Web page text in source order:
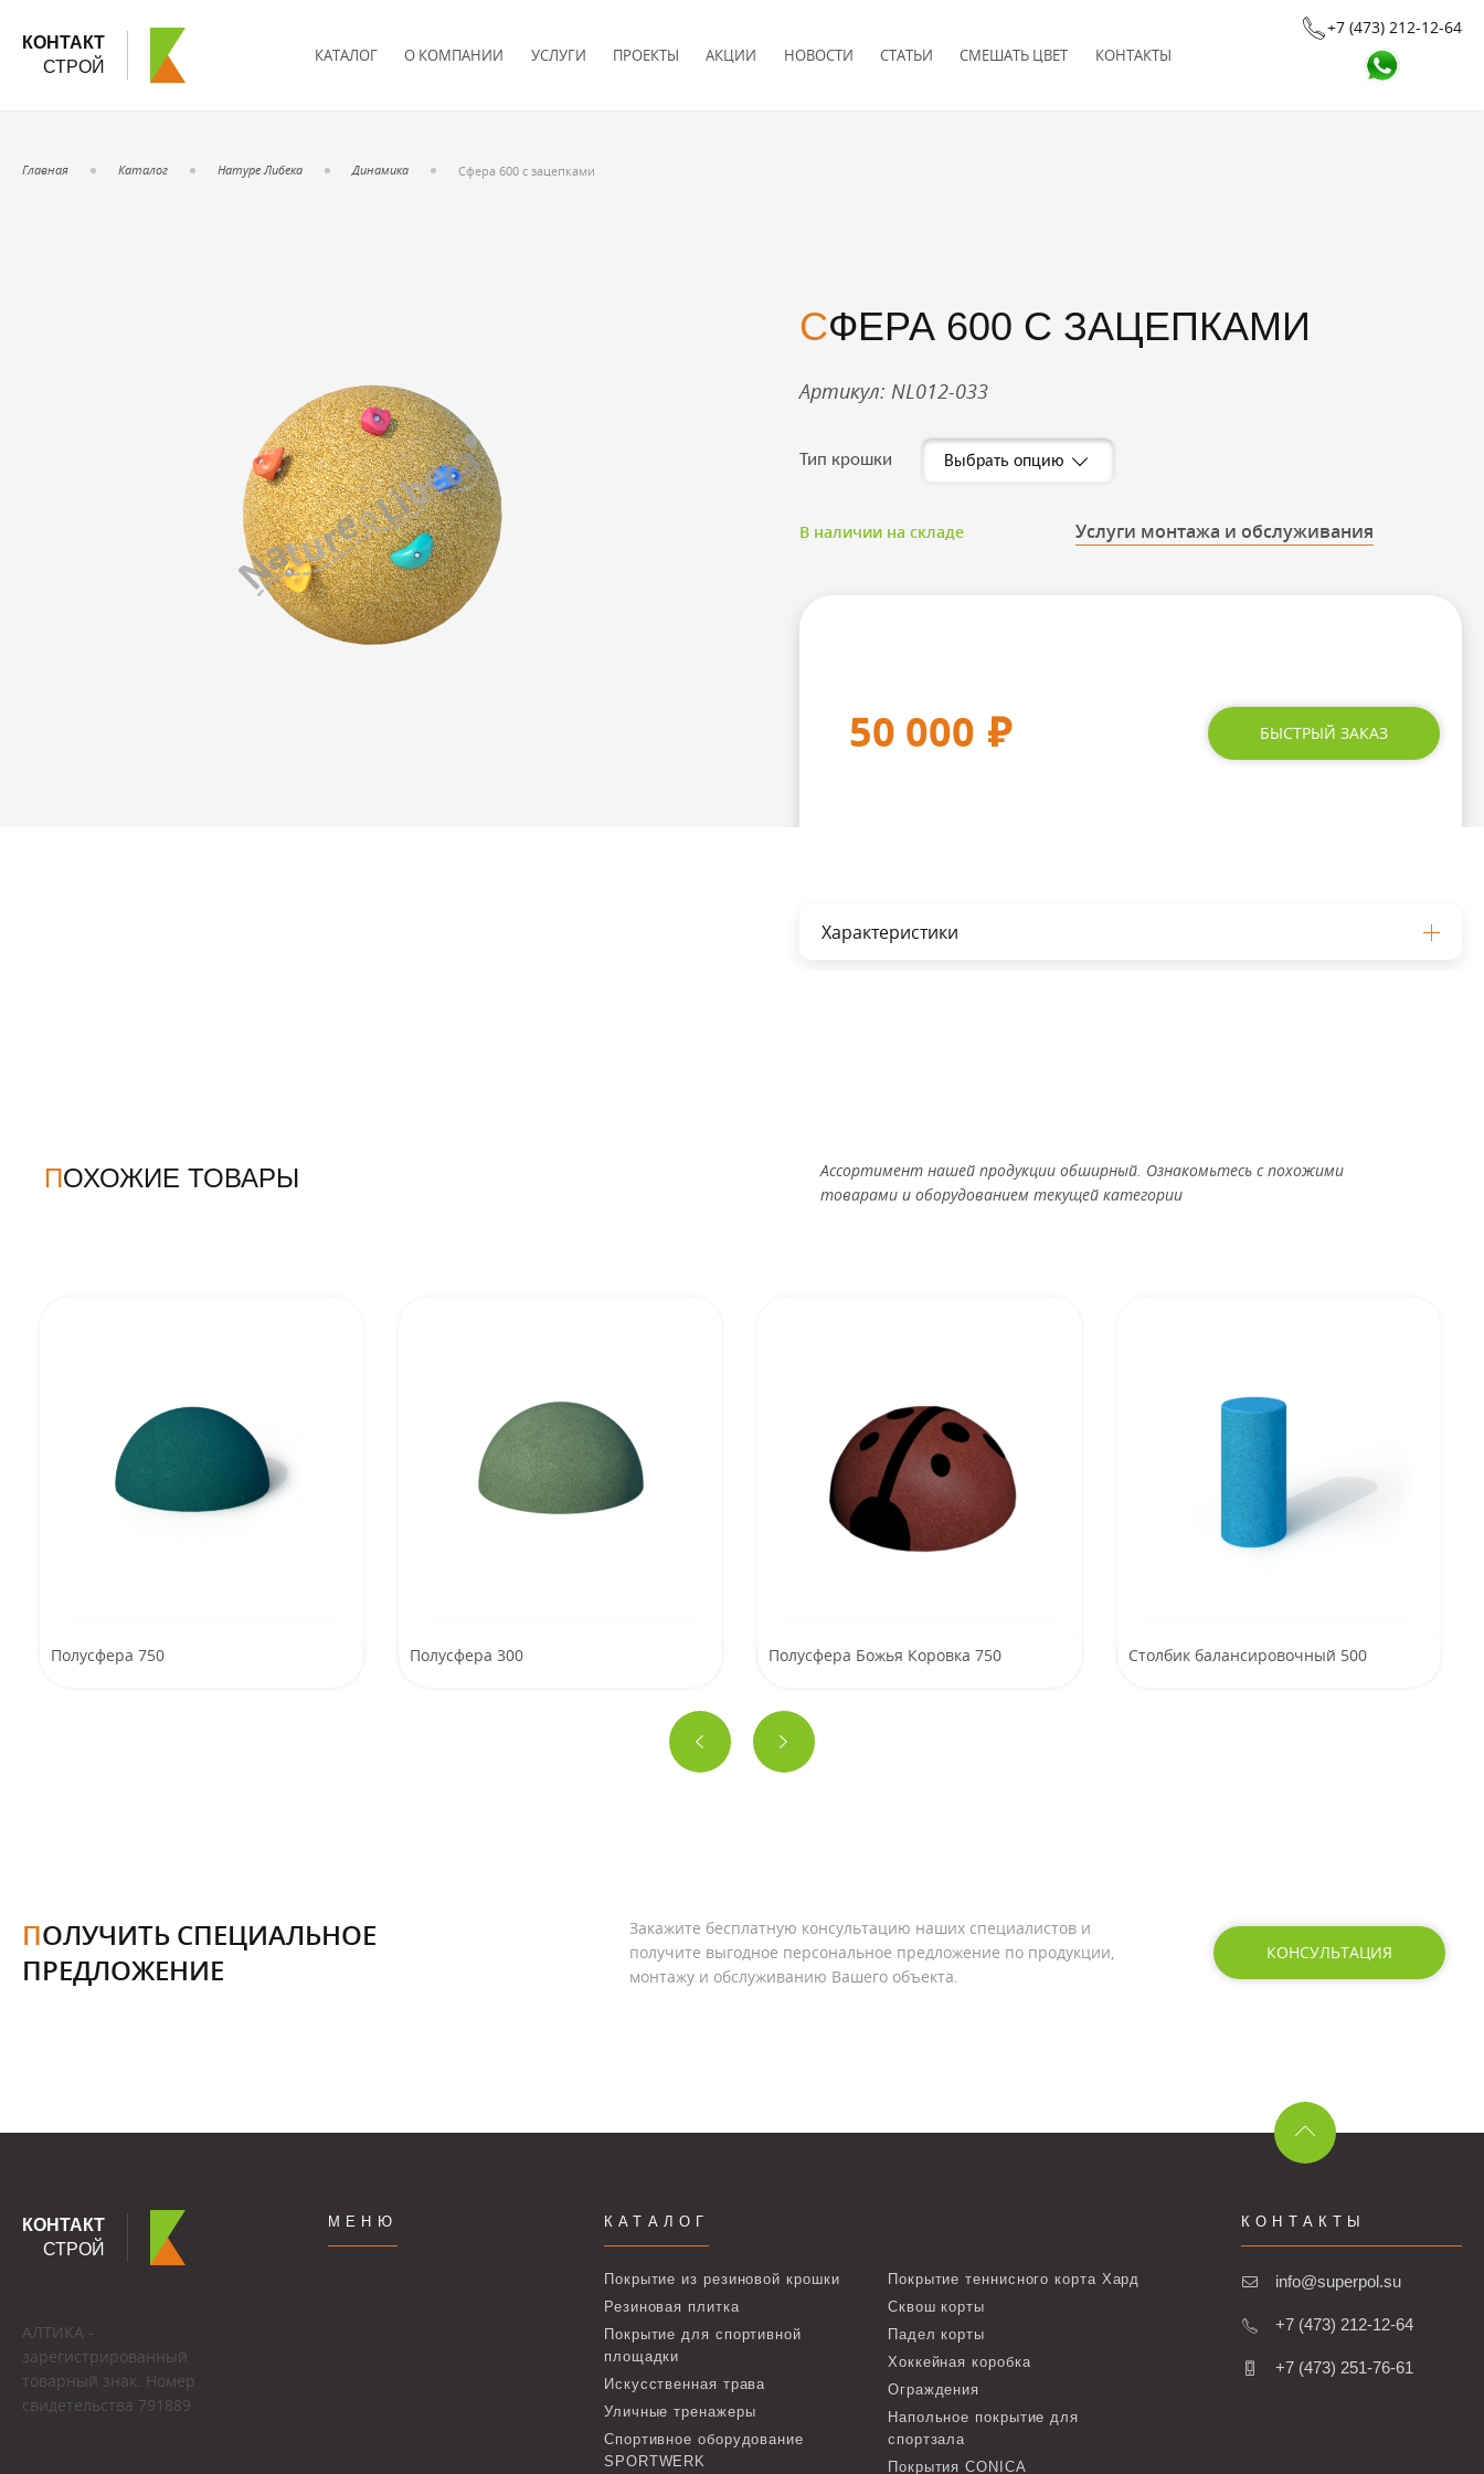
КОНТАКТ
СТРОЙ
КАТАЛОГ О КОМПАНИИ УСЛУГИ ПРОЕКТЫ АКЦИИ НОВОСТИ СТАТЬИ СМЕШАТЬ ЦВЕТ КОНТАКТЫ
+7 (473) 212-12-64
Главная Каталог Натуре Либека Динамика Сфера 600 с зацепками
СФЕРА 600 С ЗАЦЕПКАМИ
Артикул: NL012-033
Тип крошки
В наличии на складе Услуги монтажа и обслуживания
50 000 ₽ БЫСТРЫЙ ЗАКАЗ
Характеристики
ПОХОЖИЕ ТОВАРЫ
Ассортимент нашей продукции обширный. Ознакомьтесь с похожими
товарами и оборудованием текущей категории
Полусфера 750 Полусфера 300 Полусфера Божья Коровка 750 Столбик балансировочный 500
ПОЛУЧИТЬ СПЕЦИАЛЬНОЕ
ПРЕДЛОЖЕНИЕ
Закажите бесплатную консультацию наших специалистов и
получите выгодное персональное предложение по продукции,
монтажу и обслуживанию Вашего объекта.
КОНСУЛЬТАЦИЯ
КОНТАКТ
СТРОЙ
АЛТИКА -
зарегистрированный
товарный знак. Номер
свидетельства 791889
МЕНЮ КАТАЛОГ
Покрытие из резиновой крошки
Резиновая плитка
Покрытие для спортивной
площадки
Искусственная трава
Уличные тренажеры
Спортивное оборудование
SPORTWERK
Покрытие теннисного корта Хард
Сквош корты
Падел корты
Хоккейная коробка
Ограждения
Напольное покрытие для
спортзала
Покрытия CONICA
КОНТАКТЫ
info@superpol.su
+7 (473) 212-12-64
+7 (473) 251-76-61